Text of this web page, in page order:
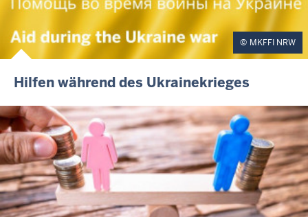
MKFFI NRW
Hilfen während des Ukrainekrieges